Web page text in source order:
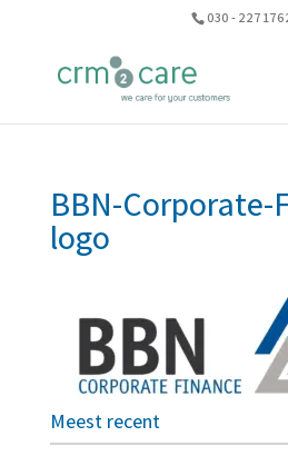
030 - 227
BBN-Corporate-
logo
Meest recent